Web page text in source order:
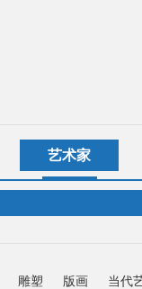
艺术家
雕塑 版画 当代